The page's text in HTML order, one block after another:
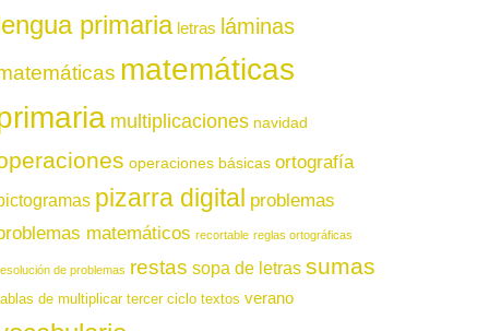
primaria letras láminas
matemáticas
multiplicaciones navidad
operaciones básicas ortografía
pizarra digital problemas
matemáticos recortable reglas ortográficas
de problemas restas sopa de letras sumas
de multiplicar tercer ciclo textos verano